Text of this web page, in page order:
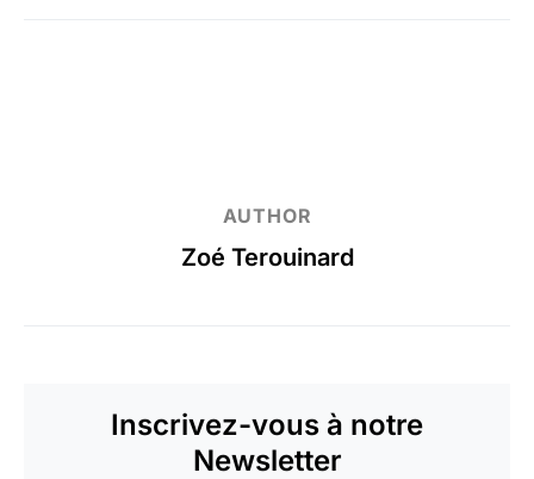
AUTHOR
Zoé Terouinard
Inscrivez-vous à notre
Newsletter